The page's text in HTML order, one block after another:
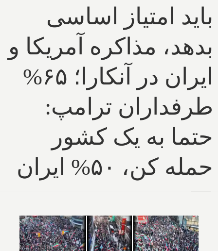
باید امتیاز اساسی
بدهد، مذاکره آمریکا و
ایران در آنکارا؛ ۶۵%
طرفداران ترامپ:
حتما به یک کشور
حمله کن، ۵۰% ایران